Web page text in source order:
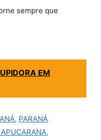
sempre que
EM
, PARANÁ
,